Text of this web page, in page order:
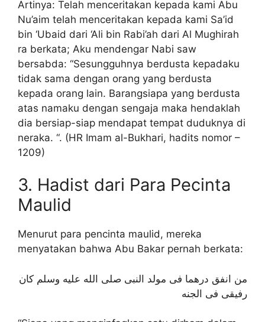
Artinya: Telah menceritakan kepada kami Abu
Nu’aim telah menceritakan kepada kami Sa’id
bin ‘Ubaid dari ‘Ali bin Rabi’ah dari Al Mughirah
ra berkata; Aku mendengar Nabi saw
bersabda: “Sesungguhnya berdusta kepadaku
tidak sama dengan orang yang berdusta
kepada orang lain. Barangsiapa yang berdusta
atas namaku dengan sengaja maka hendaklah
dia bersiap-siap mendapat tempat duduknya di
neraka. “. (HR Imam al-Bukhari, hadits nomor –
1209)
3. Hadist dari Para Pecinta
Maulid
Menurut para pencinta maulid, mereka
menyatakan bahwa Abu Bakar pernah berkata:
من انفق درهما فى مولد النبى صلى الله عليه وسلم كان
رفيقى فى الجنه